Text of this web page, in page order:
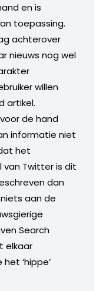
en is
toepassing.
achterover
nieuws nog wel
willen
artikel.
de hand
informatie niet
het
van Twitter is dit
dan
aan de
Search
elkaar
‘hippe’